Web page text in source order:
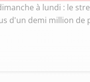
à lundi : le
d'un demi million de